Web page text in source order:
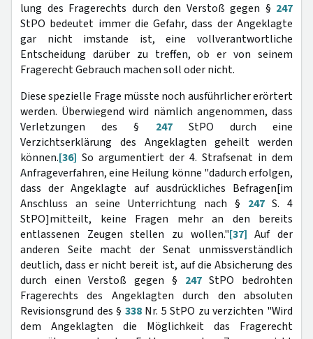
lung des Fragerechts durch den Verstoß gegen § 247
StPO bedeutet immer die Gefahr, dass der Angeklagte
gar nicht imstande ist, eine vollverantwortliche
Entscheidung darüber zu treffen, ob er von seinem
Fragerecht Gebrauch machen soll oder nicht.
Diese spezielle Frage müsste noch ausführlicher erörtert
werden. Überwiegend wird nämlich angenommen, dass
Verletzungen des § 247StPO durch eine
Verzichtserklärung des Angeklagten geheilt werden
können.[36] So argumentiert der 4. Strafsenat in dem
Anfrageverfahren, eine Heilung könne "dadurch erfolgen,
dass der Angeklagte auf ausdrückliches Befragen[im
Anschluss an seine Unterrichtung nach § 247S. 4
StPO]mitteilt, keine Fragen mehr an den bereits
entlassenen Zeugen stellen zu wollen."[37] Auf der
anderen Seite macht der Senat unmissverständlich
deutlich, dass er nicht bereit ist, auf die Absicherung des
durch einen Verstoß gegen § 247StPO bedrohten
Fragerechts des Angeklagten durch den absoluten
Revisionsgrund des § 338Nr. 5 StPO zu verzichten "Wird
dem Angeklagten die Möglichkeit das Fragerecht